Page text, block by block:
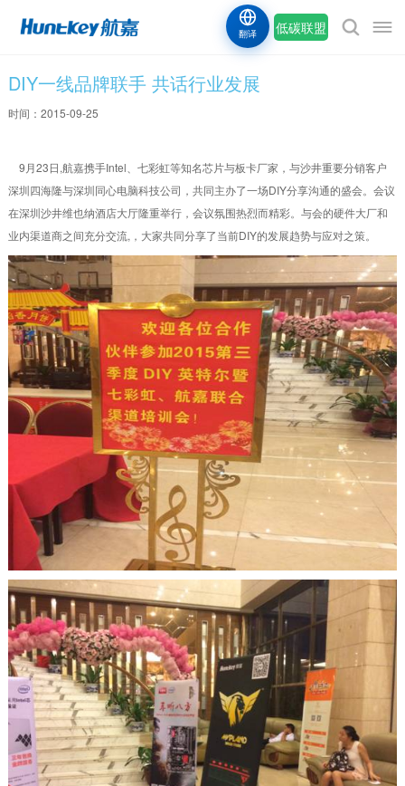
低碳联盟
翻译
DIY一线品牌联手 共话行业发展
时间：2015-09-25
9月23日,航嘉携手Intel、七彩虹等知名芯片与板卡厂家，与沙井重要分销客户
深圳四海隆与深圳同心电脑科技公司，共同主办了一场DIY分享沟通的盛会。会议
在深圳沙井维也纳酒店大厅隆重举行，会议氛围热烈而精彩。与会的硬件大厂和
业内渠道商之间充分交流,，大家共同分享了当前DIY的发展趋势与应对之策。